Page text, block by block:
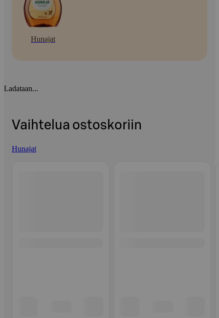
Hunajat
Ladataan...
Vaihtelua ostoskoriin
Hunajat